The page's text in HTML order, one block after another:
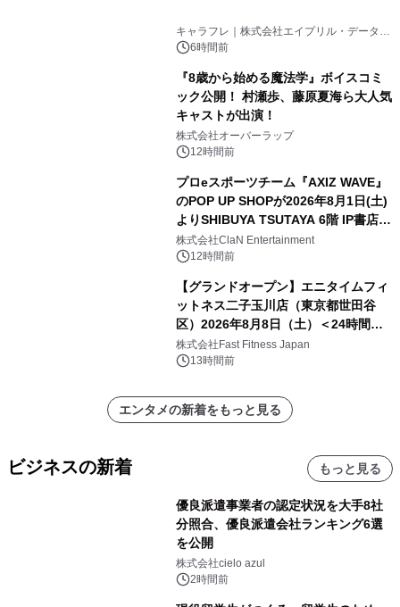
キャラフレ｜株式会社エイプリル・データ・
デザインズ
6時間前
『8歳から始める魔法学』ボイスコミ
ック公開！ 村瀬歩、藤原夏海ら大人気
キャストが出演！
株式会社オーバーラップ
12時間前
プロeスポーツチーム『AXIZ WAVE』
のPOP UP SHOPが2026年8月1日(土)
よりSHIBUYA TSUTAYA 6階 IP書店で
開催決定！！
株式会社ClaN Entertainment
12時間前
【グランドオープン】エニタイムフィ
ットネス二子玉川店（東京都世田谷
区）2026年8月8日（土）＜24時間年
中無休のフィットネスジム＞
株式会社Fast Fitness Japan
13時間前
エンタメの新着をもっと見る
ビジネスの新着 もっと見る
優良派遣事業者の認定状況を大手8社
分照合、優良派遣会社ランキング6選
を公開
株式会社cielo azul
2時間前